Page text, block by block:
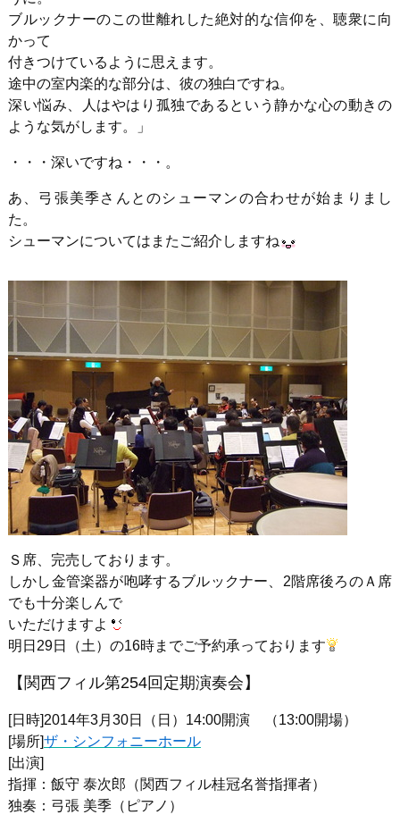
ブルックナーのこの世離れした絶対的な信仰を、聴衆に向
かって
付きつけているように思えます。
途中の室内楽的な部分は、彼の独白ですね。
深い悩み、人はやはり孤独であるという静かな心の動きの
ような気がします。」
・・・深いですね・・・。
あ、弓張美季さんとのシューマンの合わせが始まりまし
た。
シューマンについてはまたご紹介しますね
Ｓ席、完売しております。
しかし金管楽器が咆哮するブルックナー、2階席後ろのＡ席
でも十分楽しんで
いただけますよ
明日29日（土）の16時までご予約承っております
【関西フィル第254回定期演奏会】
[日時]2014年3月30日（日）14:00開演 （13:00開場）
[場所]ザ・シンフォニーホール
[出演]
指揮：飯守 泰次郎（関西フィル桂冠名誉指揮者）
独奏：弓張 美季（ピアノ）